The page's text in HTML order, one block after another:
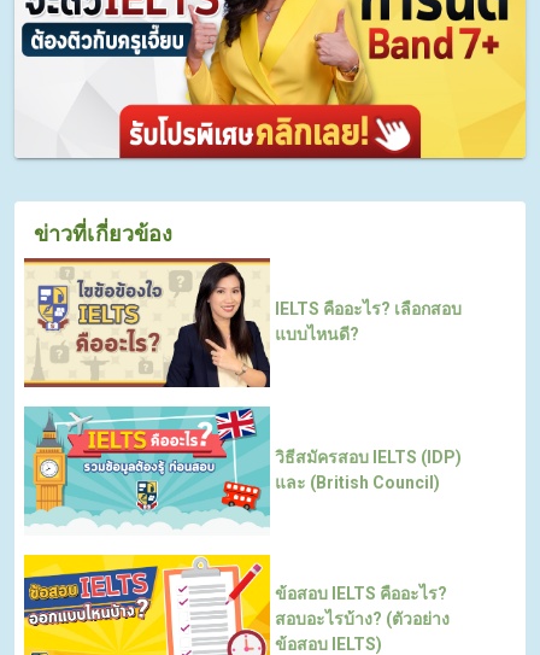
ข่าวที่เกี่ยวข้อง
IELTS คืออะไร? เลือกสอบ
แบบไหนดี?
วิธีสมัครสอบ IELTS (IDP)
และ (British Council)
ข้อสอบ IELTS คืออะไร?
สอบอะไรบ้าง? (ตัวอย่าง
ข้อสอบ IELTS)